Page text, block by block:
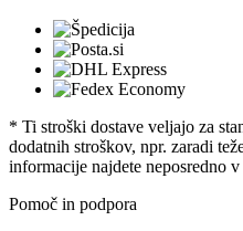
* Ti stroški dostave veljajo za
dodatnih stroškov, npr. zaradi
informacije najdete neposredno
Pomoč in podpora